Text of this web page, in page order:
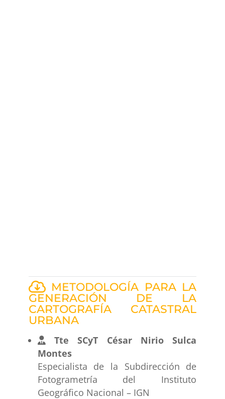
METODOLOGÍA PARA LA
GENERACIÓN DE LA
CARTOGRAFÍA CATASTRAL
URBANA
Tte SCyT César Nirio Sulca
Montes
Especialista de la Subdirección de
Fotogrametría del Instituto
Geográfico Nacional – IGN